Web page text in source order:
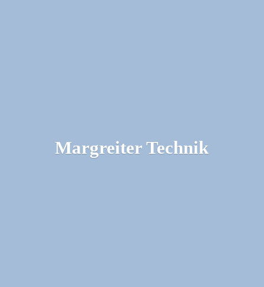
Margreiter Technik